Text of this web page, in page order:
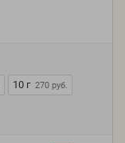
10 г 270 руб.